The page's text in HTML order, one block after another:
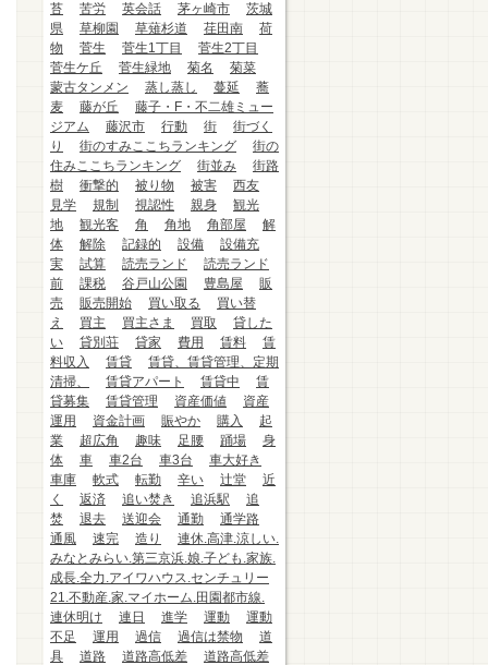
苔
苦労 英会話 茅ヶ崎市
茨城
県
草柳園 草薙杉道 荏田南
荷
物
菅生 菅生1丁目
菅生2丁目
菅生ケ丘
菅生緑地 菊名
菊菜
蒙古タンメン
蒸し蒸し 蔓延
蕎
麦
藤が丘
藤子・F・不二雄ミュー
ジアム
藤沢市 行動 街
街づく
り
街のすみここちランキング
街の
住みここちランキング
街並み
街路
樹
衝撃的 被り物 被害
西友
見学
規制 視認性 親身
観光
地
観光客 角 角地 角部屋
解
体
解除 記録的 設備
設備充
実
試算 読売ランド
読売ランド
前
課税 谷戸山公園 豊島屋
販
売
販売開始 買い取る
買い替
え
買主 買主さま 買取
貸した
い
貸別荘 貸家 費用 賃料
賃
料収入
賃貸
賃貸、賃貸管理、定期
清掃、
賃貸アパート 賃貸中
賃
貸募集
賃貸管理 資産価値
資産
運用
資金計画 賑やか 購入
起
業
超広角 趣味 足腰 踊場
身
体
車 車2台 車3台
車大好き
車庫
軟式 転勤 辛い 辻堂
近
く
返済 追い焚き 追浜駅
追
焚
退去 送迎会 通勤
通学路
通風
速完 造り
連休.高津.涼しい.
みなとみらい.第三京浜.娘.子ども.家族.
成長.全力.アイワハウス.センチュリー
21.不動産.家.マイホーム.田園都市線.
連休明け
連日 進学 運動
運動
不足
運用 過信 過信は禁物
道
具
道路 道路高低差
道路高低差